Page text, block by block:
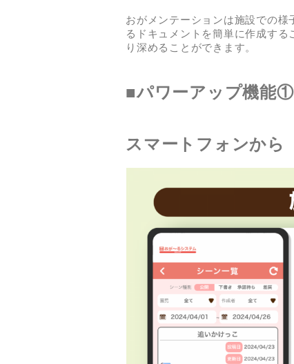
おがメンテーションは施設での
るドキュメントを簡単に作成す
り深めることができます。
■パワーアップ機能①
スマートフォンから